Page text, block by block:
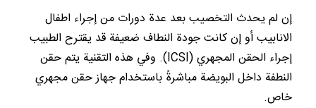
إن لم يحدث التخصيب بعد عدة دورات من إجراء اطفال
الانابيب أو إن كانت جودة النطاف ضعيفة قد يقترح الطبيب
إجراء الحقن المجهري (ICSI). وفي هذه التقنية يتم حقن
النطفة داخل البويضة مباشرةً باستخدام جهاز حقن مجهري
خاص.